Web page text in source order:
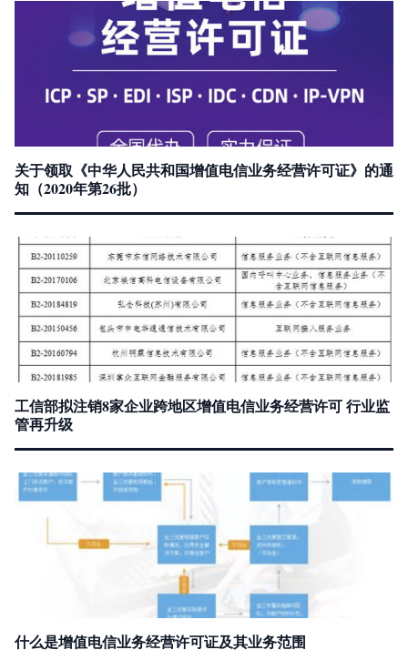
关于领取《中华人民共和国增值电信业务经营许可证》的通
知（2020年第26批）
工信部拟注销8家企业跨地区增值电信业务经营许可 行业监
管再升级
什么是增值电信业务经营许可证及其业务范围